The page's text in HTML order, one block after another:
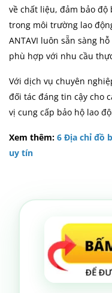
về chất liệu, đảm bảo
trong môi trường lao
ANTAVI luôn sẵn sàng
phù hợp với nhu cầu
Với dịch vụ chuyên
đối tác đáng tin cậy cho
vị cung cấp bảo hộ lao
Xem thêm: 6 Địa chỉ đồ
uy tín